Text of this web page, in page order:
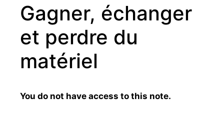
Gagner, échanger
et perdre du
matériel
You do not have access to this note.